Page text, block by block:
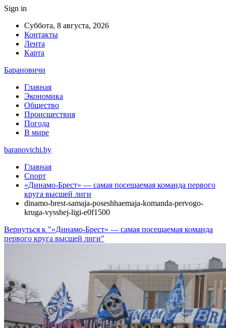
Sign in
Суббота, 8 августа, 2026
Контакты
Лента
Карта
Барановичи
Главная
Экономика
Общество
Происшествия
Погода
В мире
baranovichi.by
Главная
Спорт
«Динамо-Брест» — самая посещаемая команда первого
круга высшей лиги
dinamo-brest-samaja-poseshhaemaja-komanda-pervogo-
kruga-vysshej-ligi-e0f1500
Вернуться к "«Динамо-Брест» — самая посещаемая команда
первого круга высшей лиги"